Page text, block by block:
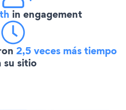
in engagement
2,5 veces más tiempo
su sitio